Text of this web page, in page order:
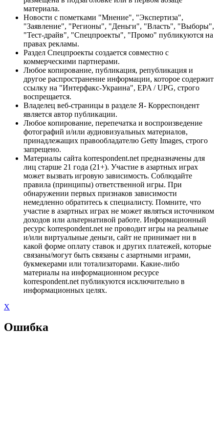
материала.
Новости с пометками "Мнение", "Экспертиза",
"Заявление", "Регионы", "Деньги", "Власть", "Выборы",
"Тест-драйв", "Спецпроекты", "Промо" публикуются на
правах рекламы.
Раздел Спецпроекты создается совместно с
коммерческими партнерами.
Любое копирование, публикация, републикация и
другое распространение информации, которое содержит
ссылку на "Интерфакс-Украина", EPA / UPG, строго
воспрещается.
Владелец веб-страницы в разделе Я- Корреспондент
является автор публикации.
Любое копирование, перепечатка и воспроизведение
фотографий и/или аудиовизуальных материалов,
принадлежащих правообладателю Getty Images, строго
запрещено.
Материалы сайта korrespondent.net предназначены для
лиц старше 21 года (21+). Участие в азартных играх
может вызвать игровую зависимость. Соблюдайте
правила (принципы) ответственной игры. При
обнаружении первых признаков зависимости
немедленно обратитесь к специалисту. Помните, что
участие в азартных играх не может являться источником
доходов или альтернативой работе. Информационный
ресурс korrespondent.net не проводит игры на реальные
и/или виртуальные деньги, сайт не принимает ни в
какой форме оплату ставок и других платежей, которые
связаны/могут быть связаны с азартными играми,
букмекерами или тотализаторами. Какие-либо
материалы на информационном ресурсе
korrespondent.net публикуются исключительно в
информационных целях.
X
Ошибка